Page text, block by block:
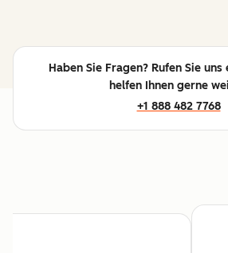
Haben Sie Fragen? Rufen Sie
helfen Ihnen gerne
+1 888 482 7768